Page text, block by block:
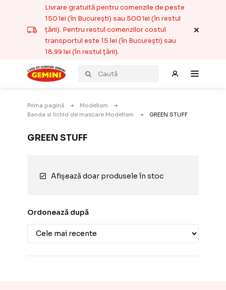
Livrare gratuită pentru comenzile de peste
150 lei (în București) sau 500 lei (în restul
țării). Pentru restul comenzilor costul
transportul este 15 lei (în București) sau
18,99 lei (în restul țării).
Prima pagină
Modelism
Banda si lichid de mascare Modelism
GREEN STUFF
GREEN STUFF
Afișează doar produsele în stoc
Ordonează după